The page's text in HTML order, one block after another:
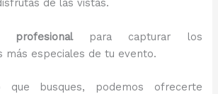
de las vistas.
profesionalpara capturar los
más especiales de tu evento.
busques, podemos ofrecerte